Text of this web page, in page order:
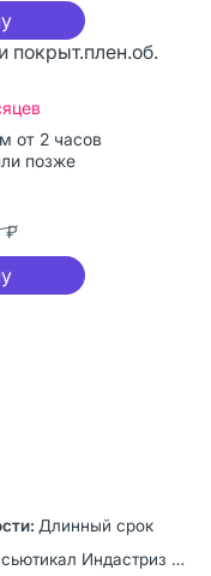
покрыт.плен.об.
от 2 часов
позже
₽
Длинный срок
Сан Фармасьютикал Индастриз Лтд, Индия